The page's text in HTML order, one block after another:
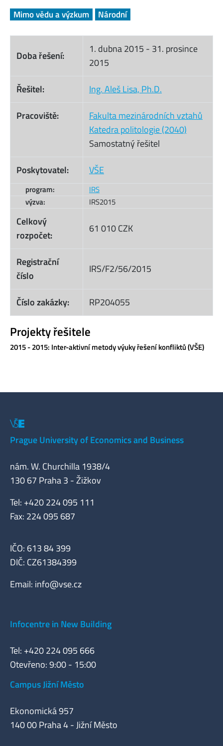
Mimo vědu a výzkum Národní
Doba řešení:
1. dubna 2015 - 31. prosince
2015
Řešitel:
Ing. Aleš Lisa, Ph.D.
Pracoviště:
Fakulta mezinárodních vztahů
Katedra politologie (2040)
Samostatný řešitel
Poskytovatel:
VŠE
program:
IRS
výzva:
IRS2015
Celkový
rozpočet:
61 010 CZK
Registrační
číslo
IRS/F2/56/2015
Číslo zakázky: RP204055
Projekty řešitele
2015 - 2015: Inter-aktivní metody výuky řešení konfliktů (VŠE)
Prague University of Economics and Business
nám. W. Churchilla 1938/4
130 67 Praha 3 - Žižkov
Tel: +420 224 095 111
Fax: 224 095 687
IČO: 613 84 399
DIČ: CZ61384399
Email: info@vse.cz
Infocentre in New Building
Tel: +420 224 095 666
Otevřeno: 9:00 - 15:00
Campus Jižní Město
Ekonomická 957
140 00 Praha 4 - Jižní Město